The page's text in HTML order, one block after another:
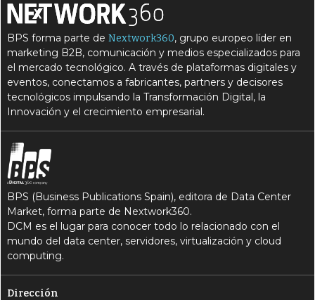
BPS forma parte deNextwork360, grupo europeo líder en
marketing B2B, comunicación y medios especializados para
el mercado tecnológico. A través de plataformas digitales y
eventos, conectamos a fabricantes, partners y decisores
tecnológicos impulsando la Transformación Digital, la
Innovación y el crecimiento empresarial.
BPS (Business Publications Spain), editora de Data Center
Market, forma parte de Nextwork360.
DCM es el lugar para conocer todo lo relacionado con el
mundo del data center, servidores, virtualización y cloud
computing.
Dirección